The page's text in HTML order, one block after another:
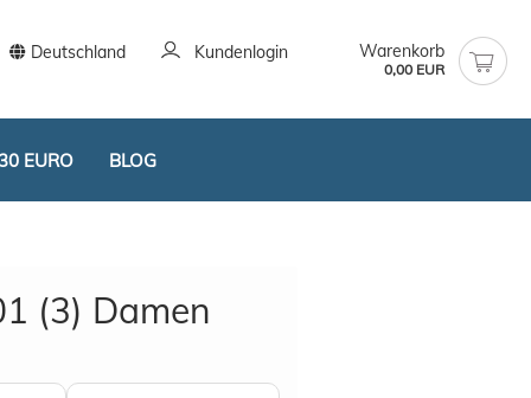
Deutschland Kundenlogin Warenkorb
0,00 EUR
EURO BLOG
(3) Damen